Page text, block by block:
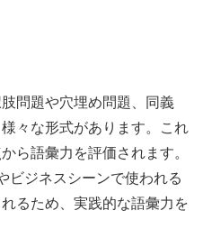
問題や穴埋め問題、同義
々な形式があります。これ
ら語彙力を評価されます。
ビジネスシーンで使われる
るため、実践的な語彙力を